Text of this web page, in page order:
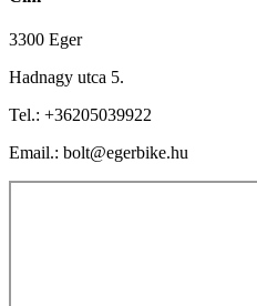
3300 Eger
Hadnagy utca 5.
Tel.: +36205039922
Email.: bolt@egerbike.hu